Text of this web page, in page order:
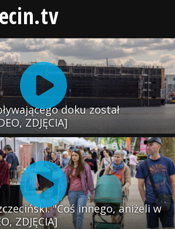
doku został
ZDJĘCIA]
"Coś innego, aniżeli w
ZDJĘCIA]